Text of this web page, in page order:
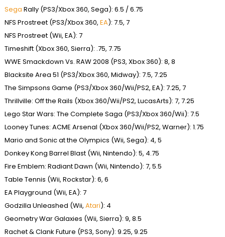
Sega Rally (PS3/Xbox 360, Sega): 6.5 / 6.75
NFS Prostreet (PS3/Xbox 360, EA): 7.5, 7
NFS Prostreet (Wii, EA): 7
Timeshift (Xbox 360, Sierra): .75, 7.75
WWE Smackdown Vs. RAW 2008 (PS3, Xbox 360): 8, 8
Blacksite Area 51 (PS3/Xbox 360, Midway): 7.5, 7.25
The Simpsons Game (PS3/Xbox 360/Wii/PS2, EA): 7.25, 7
Thrillville: Off the Rails (Xbox 360/Wii/PS2, LucasArts): 7, 7.25
Lego Star Wars: The Complete Saga (PS3/Xbox 360/Wii): 7.5
Looney Tunes: ACME Arsenal (Xbox 360/Wii/PS2, Warner): 1.75
Mario and Sonic at the Olympics (Wii, Sega): 4, 5
Donkey Kong Barrel Blast (Wii, Nintendo): 5, 4.75
Fire Emblem: Radiant Dawn (Wii, Nintendo): 7, 5.5
Table Tennis (Wii, Rockstar): 6, 6
EA Playground (Wii, EA): 7
Godzilla Unleashed (Wii, Atari): 4
Geometry War Galaxies (Wii, Sierra): 9, 8.5
Rachet & Clank Future (PS3, Sony): 9.25, 9.25